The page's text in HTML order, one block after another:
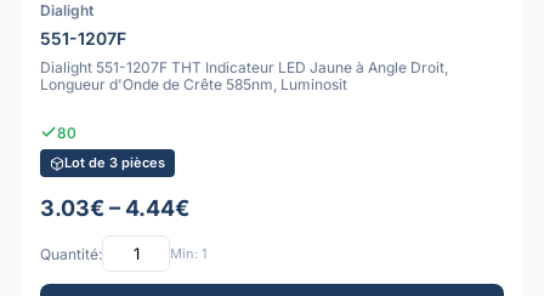
Dialight
551-1207F
Dialight 551-1207F THT Indicateur LED Jaune à Angle Droit,
Longueur d'Onde de Crête 585nm, Luminosit
80
Lot de 3 pièces
3.03€ – 4.44€
Quantité: Min: 1